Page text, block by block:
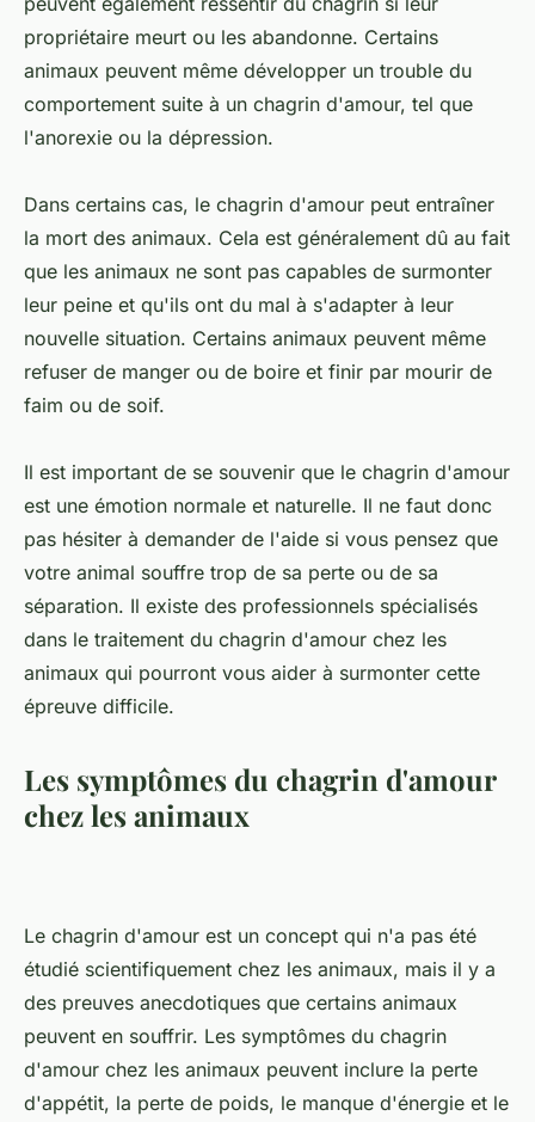
propriétaire meurt ou les abandonne. Certains
animaux peuvent même développer un trouble du
comportement suite à un chagrin d'amour, tel que
l'anorexie ou la dépression.
Dans certains cas, le chagrin d'amour peut entraîner
la mort des animaux. Cela est généralement dû au fait
que les animaux ne sont pas capables de surmonter
leur peine et qu'ils ont du mal à s'adapter à leur
nouvelle situation. Certains animaux peuvent même
refuser de manger ou de boire et finir par mourir de
faim ou de soif.
Il est important de se souvenir que le chagrin d'amour
est une émotion normale et naturelle. Il ne faut donc
pas hésiter à demander de l'aide si vous pensez que
votre animal souffre trop de sa perte ou de sa
séparation. Il existe des professionnels spécialisés
dans le traitement du chagrin d'amour chez les
animaux qui pourront vous aider à surmonter cette
épreuve difficile.
Les symptômes du chagrin d'amour
chez les animaux
Le chagrin d'amour est un concept qui n'a pas été
étudié scientifiquement chez les animaux, mais il y a
des preuves anecdotiques que certains animaux
peuvent en souffrir. Les symptômes du chagrin
d'amour chez les animaux peuvent inclure la perte
d'appétit, la perte de poids, le manque d'énergie et le